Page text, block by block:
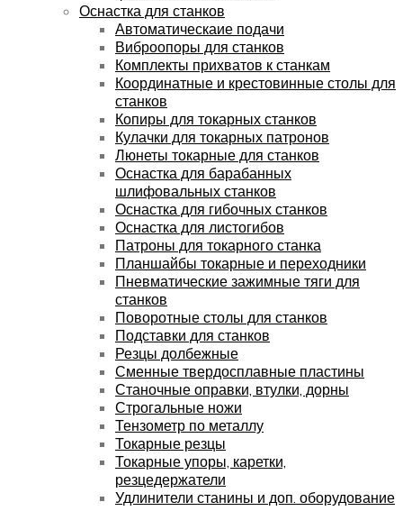
Оснастка для станков
Автоматическаие подачи
Виброопоры для станков
Комплекты прихватов к станкам
Координатные и крестовинные столы для
станков
Копиры для токарных станков
Кулачки для токарных патронов
Люнеты токарные для станков
Оснастка для барабанных
шлифовальных станков
Оснастка для гибочных станков
Оснастка для листогибов
Патроны для токарного станка
Планшайбы токарные и переходники
Пневматические зажимные тяги для
станков
Поворотные столы для станков
Подставки для станков
Резцы долбежные
Сменные твердосплавные пластины
Станочные оправки, втулки, дорны
Строгальные ножи
Тензометр по металлу
Токарные резцы
Токарные упоры, каретки,
резцедержатели
Удлинители станины и доп. оборудование